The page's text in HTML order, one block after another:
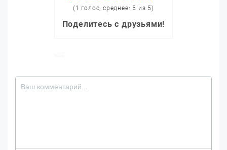
(1 голос, среднее: 5 из 5)
Поделитесь с друзьями!